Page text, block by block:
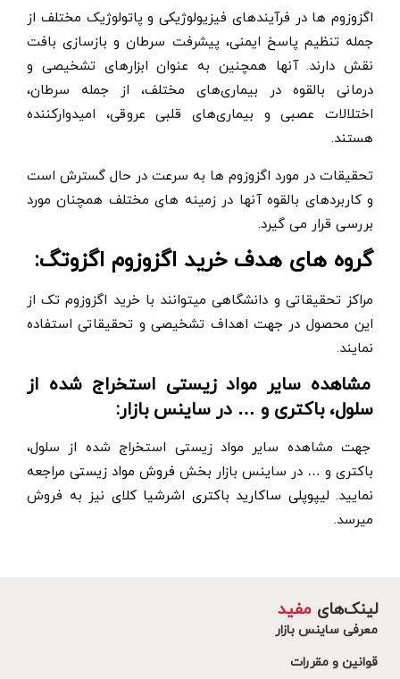
اگزوزوم ها در فرآیندهای فیزیولوژیکی و پاتولوژیک مختلف از
جمله تنظیم پاسخ ایمنی، پیشرفت سرطان و بازسازی بافت
نقش دارند. آنها همچنین به عنوان ابزارهای تشخیصی و
درمانی بالقوه در بیماری‌های مختلف، از جمله سرطان،
اختلالات عصبی و بیماری‌های قلبی عروقی، امیدوارکننده
هستند.
تحقیقات در مورد اگزوزوم ها به سرعت در حال گسترش است
و کاربردهای بالقوه آنها در زمینه های مختلف همچنان مورد
بررسی قرار می گیرد.
گروه های هدف خرید اگزوزوم اگزوتگ:
مراکز تحقیقاتی و دانشگاهی میتوانند با خرید اگزوزوم تک از
این محصول در جهت اهداف تشخیصی و تحقیقاتی استفاده
نمایند.
مشاهده سایر مواد زیستی استخراج شده از
سلول، باکتری و … در ساینس بازار:
جهت مشاهده سایر مواد زیستی استخراج شده از سلول،
باکتری و … در ساینس بازار بخش فروش مواد زیستیمراجعه
نمایید. لیپوپلی ساکارید باکتری اشرشیا کلاینیز به فروش
میرسد.
لینک‌های مفید
معرفی ساینس بازار
قوانین و مقررات